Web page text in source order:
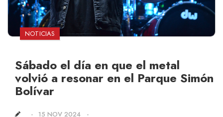
NOTICIAS
Sábado el día en que el metal
volvió a resonar en el Parque Simón
Bolívar
15 NOV 2024